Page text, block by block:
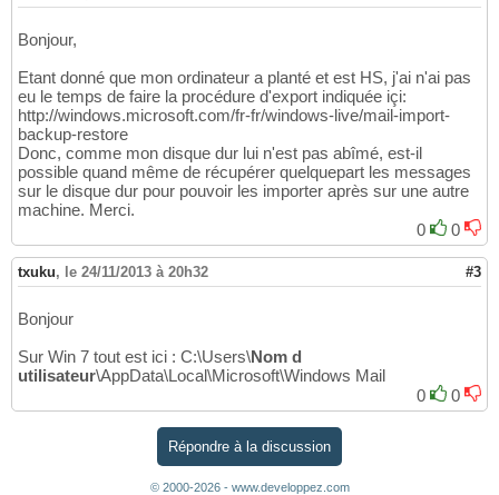
Bonjour,
Etant donné que mon ordinateur a planté et est HS, j'ai n'ai pas
eu le temps de faire la procédure d'export indiquée içi:
http://windows.microsoft.com/fr-fr/windows-live/mail-import-
backup-restore
Donc, comme mon disque dur lui n'est pas abîmé, est-il
possible quand même de récupérer quelquepart les messages
sur le disque dur pour pouvoir les importer après sur une autre
machine. Merci.
0
0
txuku, le 24/11/2013 à 20h32 #3
Bonjour
Sur Win 7 tout est ici : C:\Users\Nom d
utilisateur\AppData\Local\Microsoft\Windows Mail
0
0
Répondre à la discussion
© 2000-2026 - www.developpez.com